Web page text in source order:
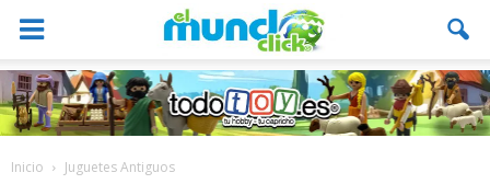
Inicio Juguetes Antiguos